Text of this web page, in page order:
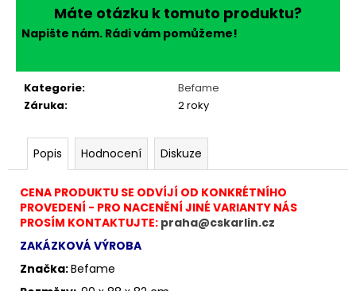
Máte otázku k tomuto produktu?
Napište nám. Rádi vám pomůžeme!
Kategorie:
Befame
Záruka: 2 roky
Popis Hodnocení Diskuze
CENA PRODUKTU SE ODVÍJÍ OD KONKRÉTNÍHO
PROVEDENÍ - PRO NACENĚNÍ JINÉ VARIANTY NÁS
PROSÍM KONTAKTUJTE: praha@cskarlin.cz
ZAKÁZKOVÁ VÝROBA
Značka:Befame